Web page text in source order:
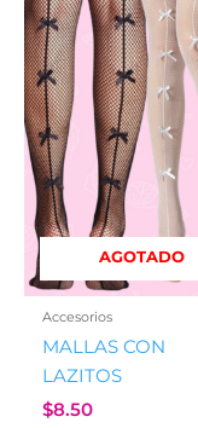
AGOTADO
Accesorios
MALLAS CON
LAZITOS
$8.50